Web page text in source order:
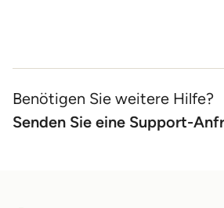
Benötigen Sie weitere Hilfe?
Senden Sie eine Support-